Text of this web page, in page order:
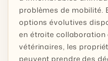
problèmes de mobilité.
options évolutives
en étroite collaboration
vétérinaires, les
peuvent prendre des